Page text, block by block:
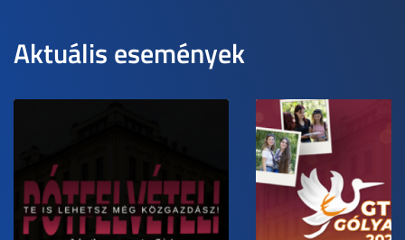
Aktuális események